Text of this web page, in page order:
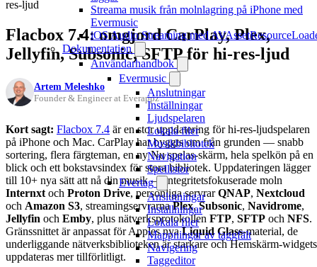
Streama musik från molnlagring på iPhone med
Evermusic
iOS Audio Streaming med
Dokumentation
Användarhandbok
Evermusic
Anslutningar
Inställningar
Ljudspelaren
Lokala filer
Musikbibliotek
Navigation
Spellistor
Evertag
Anslutningar
Inställningar
Lokala filer
Mappningar av taggfält
Navigering
Taggeditor
res-ljud
Flacbox 7.4: omgjord CarPlay, Plex,
Jellyfin, Subsonic, SFTP för hi-res-ljud
Artem Meleshko
Founder & Engineer at Everappz
Kort sagt: Flacbox 7.4 är en stor uppdatering för hi-res-ljudspelaren
på iPhone och Mac. CarPlay har byggts om från grunden — snabb
sortering, flera färgteman, en ny Nu spelas-skärm, hela spelkön på en
blick och ett bokstavsindex för stora bibliotek. Uppdateringen lägger
till 10+ nya sätt att nå din musik — integritetsfokuserade moln
Internxt och Proton Drive, personliga servrarQNAP, Nextcloud
och Amazon S3, streamingservrarnaPlex,Subsonic, Navidrome,
Jellyfin och Emby, plus nätverksprotokollen FTP, SFTP och NFS.
Gränssnittet är anpassat för Apples nyaLiquid Glass-material, de
underliggande nätverksbiblioteken är starkare och Hemskärm-widgets
uppdateras mer tillförlitligt.